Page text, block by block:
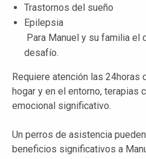
Trastornos del sueño
Epilepsia
Para Manuel y su familia el
desafío.
Requiere atención las 24horas
hogar y en el entorno, terapias
emocional significativo.
Un perros de asistencia
beneficios significativos a